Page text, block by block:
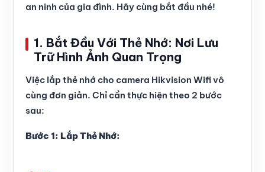
an ninh của gia đình. Hãy cùng bắt đầu nhé!
1. Bắt Đầu Với Thẻ Nhớ: Nơi Lưu
Trữ Hình Ảnh Quan Trọng
Việc lắp thẻ nhớ cho camera Hikvision Wifi vô
cùng đơn giản. Chỉ cần thực hiện theo 2 bước
sau:
Bước 1: Lắp Thẻ Nhớ: